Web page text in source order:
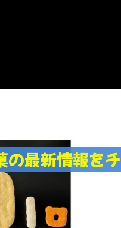
の最新情報を